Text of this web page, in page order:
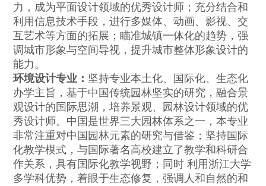
力，成为平面设计领域的优秀设计师；充分结合和
利用信息技术手段，进行多媒体、动画、影视、交
互艺术等方面的拓展；瞄准城镇一体化的趋势，强
调城市形象与空间导视，提升城市整体形象设计的
能力。
环境设计专业： 坚持专业本土化、国际化、生态化
办学主旨，基于中国传统园林坚实的研究，融合景
观设计的国际思潮，培养景观、园林设计领域的优
秀设计师。中国是世界三大园林体系之一，本专业
非常注重对中国园林元素的研究与借鉴；坚持国际
化教学模式，与国际著名高校建立了教学和科研合
作关系，具有国际化教学视野；同时 利用浙江大学
多学科优势，着眼于生态修复，强调人和自然的和